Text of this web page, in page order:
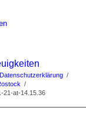
Datenschutzerklärung /
/
21-at-14.15.36